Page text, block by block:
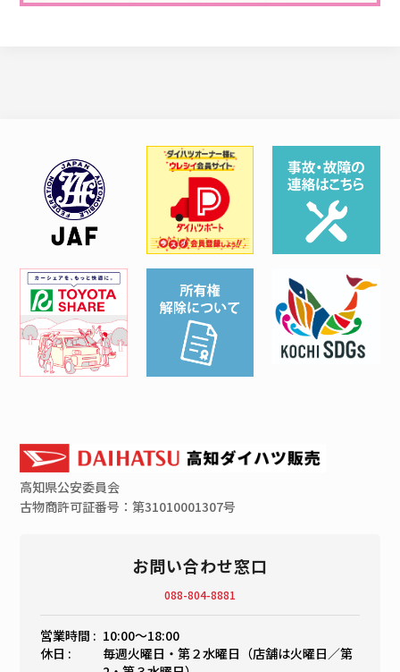
高知県公安委員会
古物商許可証番号：第31010001307号
お問い合わせ窓口
088-804-8881
営業時間 : 10:00〜18:00
休日 :
毎週火曜日・第２水曜日（店舗は火曜日／第